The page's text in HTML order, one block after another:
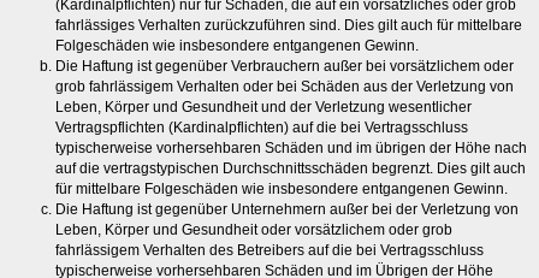
(Kardinalpflichten) nur für Schäden, die auf ein vorsätzliches oder grob
fahrlässiges Verhalten zurückzuführen sind. Dies gilt auch für mittelbare
Folgeschäden wie insbesondere entgangenen Gewinn.
Die Haftung ist gegenüber Verbrauchern außer bei vorsätzlichem oder
grob fahrlässigem Verhalten oder bei Schäden aus der Verletzung von
Leben, Körper und Gesundheit und der Verletzung wesentlicher
Vertragspflichten (Kardinalpflichten) auf die bei Vertragsschluss
typischerweise vorhersehbaren Schäden und im übrigen der Höhe nach
auf die vertragstypischen Durchschnittsschäden begrenzt. Dies gilt auch
für mittelbare Folgeschäden wie insbesondere entgangenen Gewinn.
Die Haftung ist gegenüber Unternehmern außer bei der Verletzung von
Leben, Körper und Gesundheit oder vorsätzlichem oder grob
fahrlässigem Verhalten des Betreibers auf die bei Vertragsschluss
typischerweise vorhersehbaren Schäden und im Übrigen der Höhe